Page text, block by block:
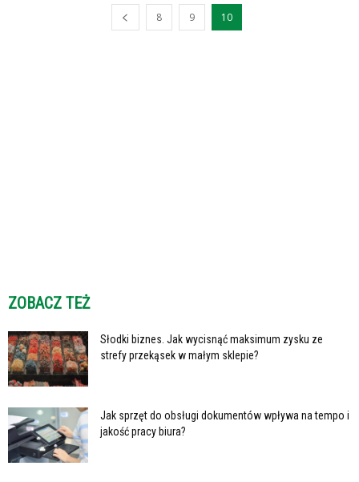
8 9 10
ZOBACZ TEŻ
Słodki biznes. Jak wycisnąć maksimum zysku ze
strefy przekąsek w małym sklepie?
Jak sprzęt do obsługi dokumentów wpływa na tempo i
jakość pracy biura?